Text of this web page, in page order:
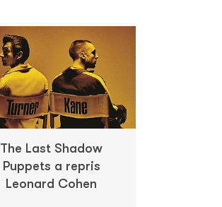
The Last Shadow
Puppets a repris
Leonard Cohen